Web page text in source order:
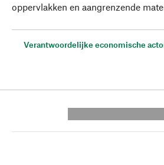
oppervlakken en aangrenzende
Verantwoordelijke economische